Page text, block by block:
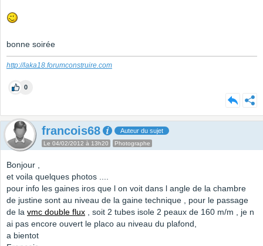
bonne soirée
http://laka18.forumconstruire.com
0
francois68 Auteur du sujet
Le 04/02/2012 à 13h20 Photographe
Bonjour ,
et voila quelques photos ....
pour info les gaines iros que l on voit dans l angle de la chambre
de justine sont au niveau de la gaine technique , pour le passage
de la vmc double flux , soit 2 tubes isole 2 peaux de 160 m/m , je n
ai pas encore ouvert le placo au niveau du plafond,
a bientot